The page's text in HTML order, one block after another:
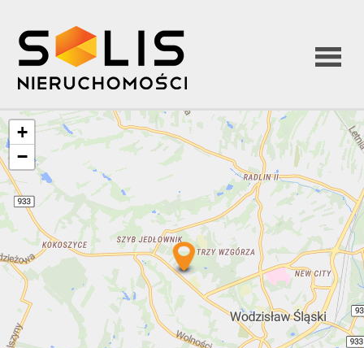
Strona
główna
O firmie
Oferta
Kredyty
+
−